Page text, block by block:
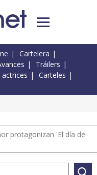
Cartelera
Tráilers
Carteles
protagonizan 'El día de